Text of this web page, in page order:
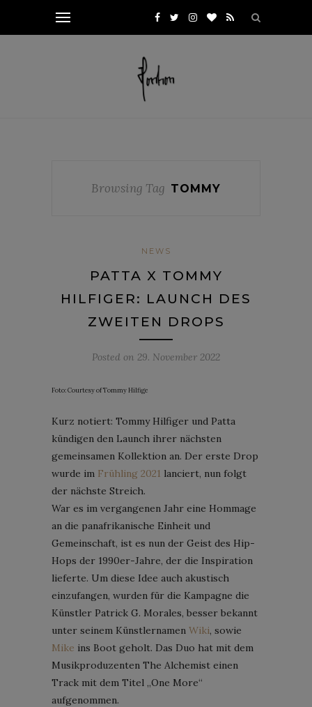
Browsing Tag TOMMY
NEWS
PATTA X TOMMY
HILFIGER: LAUNCH DES
ZWEITEN DROPS
Posted on 29. November 2022
Foto: Courtesy of Tommy Hilfige
Kurz notiert: Tommy Hilfiger und Patta
kündigen den Launch ihrer nächsten
gemeinsamen Kollektion an. Der erste Drop
wurde im Frühling 2021 lanciert, nun folgt
der nächste Streich.
War es im vergangenen Jahr eine Hommage
an die panafrikanische Einheit und
Gemeinschaft, ist es nun der Geist des Hip-
Hops der 1990er-Jahre, der die Inspiration
lieferte. Um diese Idee auch akustisch
einzufangen, wurden für die Kampagne die
Künstler Patrick G. Morales, besser bekannt
unter seinem Künstlernamen Wiki, sowie
Mike ins Boot geholt. Das Duo hat mit dem
Musikproduzenten The Alchemist einen
Track mit dem Titel „One More“
aufgenommen.